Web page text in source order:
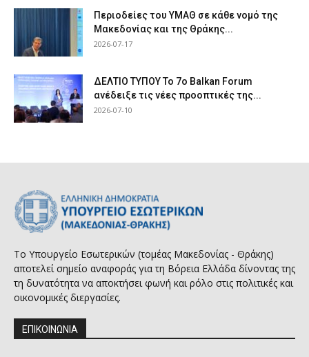
Περιοδείες του ΥΜΑΘ σε κάθε νομό της
Μακεδονίας και της Θράκης...
2026-07-17
ΔΕΛΤΙΟ ΤΥΠΟΥ Το 7ο Balkan Forum
ανέδειξε τις νέες προοπτικές της...
2026-07-10
Το Υπουργείο Εσωτερικών (τομέας Μακεδονίας - Θράκης)
αποτελεί σημείο αναφοράς για τη Βόρεια Ελλάδα δίνοντας της
τη δυνατότητα να αποκτήσει φωνή και ρόλο στις πολιτικές και
οικονομικές διεργασίες.
ΕΠΙΚΟΙΝΩΝΙΑ